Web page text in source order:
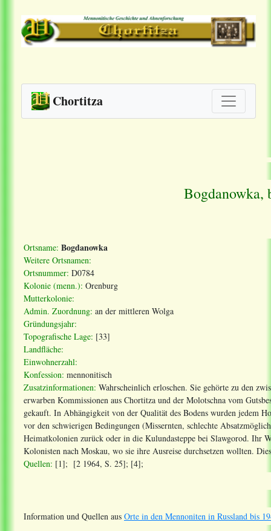
Chortitza
Bogdanowka,
Ortsname: Bogdanowka
Weitere Ortsnamen:
Ortsnummer: D0784
Kolonie (menn.): Orenburg
Mutterkolonie:
Admin. Zuordnung: an der mittleren Wolga
Gründungsjahr:
Topografische Lage: [33]
Landfläche:
Einwohnerzahl:
Konfession: mennonitisch
Zusatzinformationen: Wahrscheinlich erloschen. Sie gehörte zu den
erwarben Kommissionen aus Chortitza und der Molotschna vom
gekauft. In Abhängigkeit von der Qualität des Bodens wurden jedem
vor den schwierigen Bedingungen (Missernten, schlechte
Heimatkolonien zurück oder in die Kulundasteppe bei Slawgorod. Ihr
Kolonisten nach Moskau, wo sie ihre Ausreise durchsetzen wollten.
Quellen: [1]; [2 1964, S. 25]; [4];
Information und Quellen aus Orte in den Mennoniten in Russland bis